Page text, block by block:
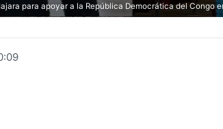
para apoyar a la República Democrática del Congo